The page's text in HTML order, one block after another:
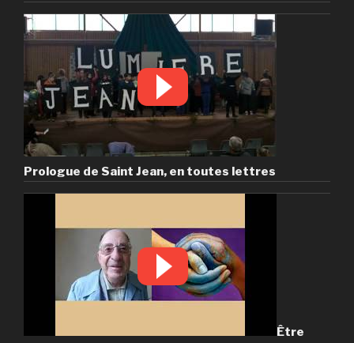
Prologue de Saint Jean, en toutes lettres
Être